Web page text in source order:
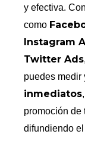
y efectiva. Con
como
Instagram
Twitter Ads,
puedes medir
inmediatos
promoción de
difundiendo